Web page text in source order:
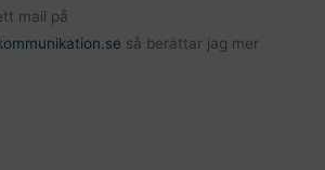
mail på
så berättar jag mer